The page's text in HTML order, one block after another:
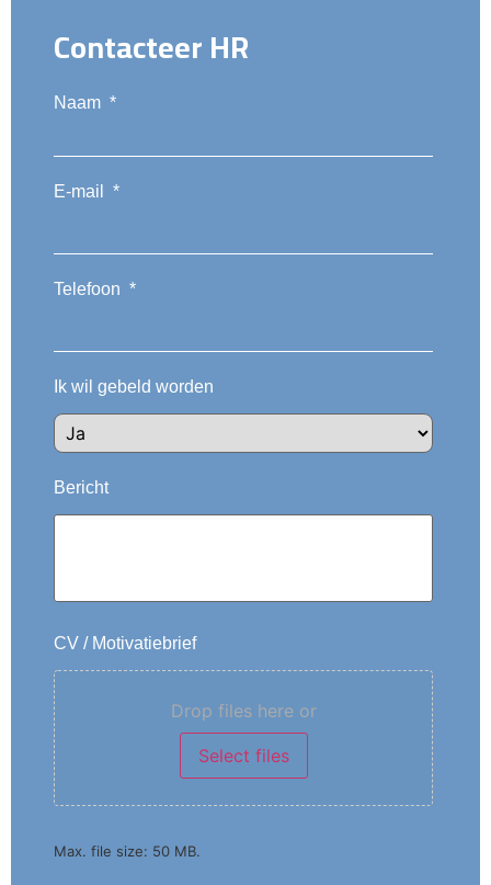
Contacteer HR
Naam *
E-mail *
Telefoon *
Ik wil gebeld worden
Bericht
CV / Motivatiebrief
Drop files here or
Select files
Max. file size: 50 MB.